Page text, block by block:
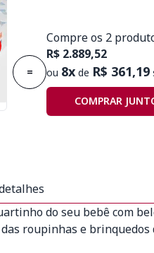
=
Compre os 2
R$ 2.889,52
ou 8x de R$ 361,19
COMPRAR
do seu bebê com
roupinhas e brinquedos